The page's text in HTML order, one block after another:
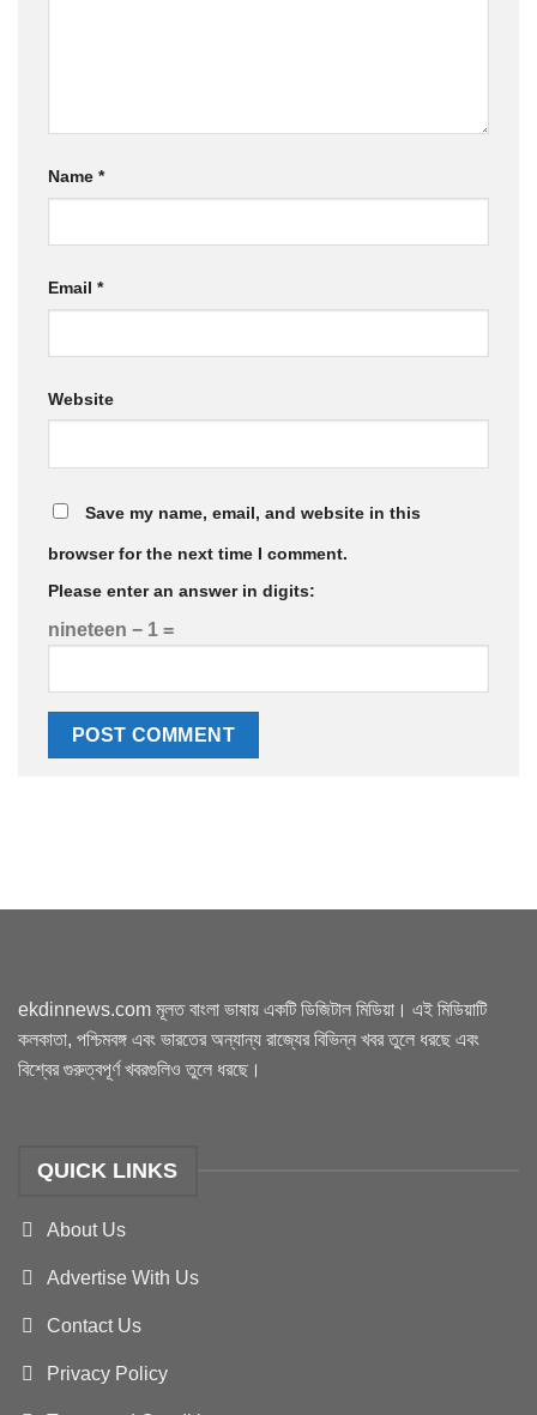
Name *
Email *
Website
Save my name, email, and website in this
browser for the next time I comment.
Please enter an answer in digits:
nineteen − 1 =
ekdinnews.com মূলত বাংলা ভাষায় একটি ডিজিটাল মিডিয়া। এই মিডিয়াটি
কলকাতা, পশ্চিমবঙ্গ এবং ভারতের অন্যান্য রাজ্যের বিভিন্ন খবর তুলে ধরছে এবং
বিশ্বের গুরুত্বপূর্ণ খবরগুলিও তুলে ধরছে।
QUICK LINKS
About Us
Advertise With Us
Contact Us
Privacy Policy